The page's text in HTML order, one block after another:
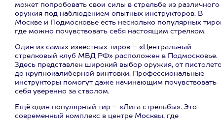
может попробовать свои силы в стрельбе из различного
оружия под наблюдением опытных инструкторов. В
Москве и Подмосковье есть несколько популярных
где можно почувствовать себя настоящим стрелком.
Один из самых известных тиров – «Центральный
стрелковый клуб МВД РФ» расположен в Подмосковье.
Здесь представлен широкий выбор оружия, от
до крупнокалиберной винтовки. Профессиональные
инструкторы помогут даже начинающим почувствовать
себя уверенно за стволом.
Ещё один популярный тир – «Лига стрельбы». Это
современный комплекс в центре Москвы, где